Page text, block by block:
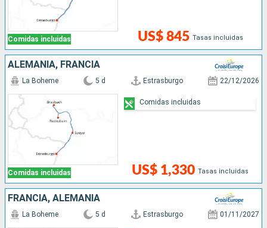
Comidas incluidas US$ 845 Tasas incluidas
ALEMANIA, FRANCIA
Comidas incluidas
La Boheme 5 d Estrasburgo 22/12/2026
US$ 1,330 Tasas incluidas
Comidas incluidas
FRANCIA, ALEMANIA
La Boheme 5 d Estrasburgo 01/11/2027